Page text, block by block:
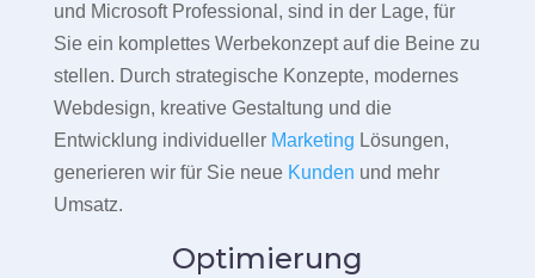
und Microsoft Professional, sind in der Lage, für
Sie ein komplettes Werbekonzept auf die Beine zu
stellen. Durch strategische Konzepte, modernes
Webdesign, kreative Gestaltung und die
Entwicklung individueller Marketing Lösungen,
generieren wir für Sie neue Kunden und mehr
Umsatz.
Optimierung